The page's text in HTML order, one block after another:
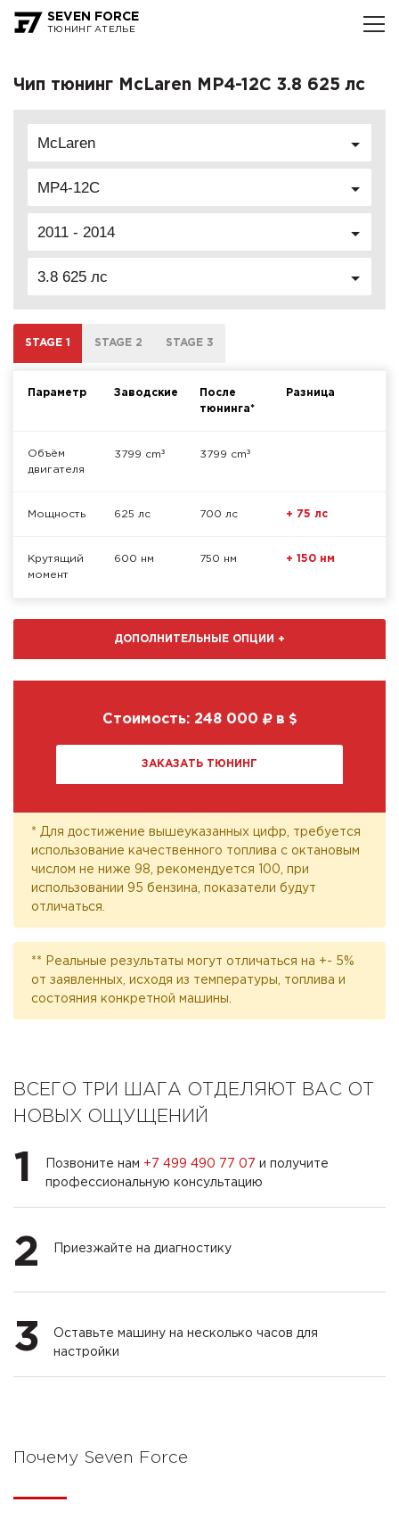
SEVEN FORCE
ТЮНИНГ АТЕЛЬЕ
Чип тюнинг McLaren MP4-12C 3.8 625 лс
McLaren
MP4-12C
2011 - 2014
3.8 625 лс
STAGE 1 STAGE 2 STAGE 3
Параметр Заводские
После
тюнинга*
Разница
Объём
двигателя
3799 cm³ 3799 cm³
Мощность 625 лс 700 лс + 75 лс
Крутящий
момент
600 нм 750 нм + 150 нм
ДОПОЛНИТЕЛЬНЫЕ ОПЦИИ +
Стоимость: 248 000 в
ЗАКАЗАТЬ ТЮНИНГ
* Для достижение вышеуказанных цифр, требуется
использование качественного топлива с октановым
числом не ниже 98, рекомендуется 100, при
использовании 95 бензина, показатели будут
отличаться.
** Реальные результаты могут отличаться на +- 5%
от заявленных, исходя из температуры, топлива и
состояния конкретной машины.
ВСЕГО ТРИ ШАГА ОТДЕЛЯЮТ ВАС ОТ
НОВЫХ ОЩУЩЕНИЙ
1 Позвоните нам +7 499 490 77 07 и получите
профессиональную консультацию
2 Приезжайте на диагностику
3
Оставьте машину на несколько часов для
настройки
Почему Seven Force